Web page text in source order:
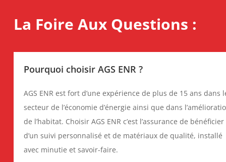
La Foire Aux Questions :
Pourquoi choisir AGS ENR ?
AGS ENR est fort d’une expérience de plus de 15 ans dans
secteur de l’économie d’énergie ainsi que dans
de l’habitat. Choisir AGS ENR c’est l’assurance de bénéficier
d’un suivi personnalisé et de matériaux de qualité, installé
avec minutie et savoir-faire.